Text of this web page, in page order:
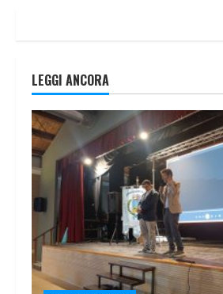
LEGGI ANCORA